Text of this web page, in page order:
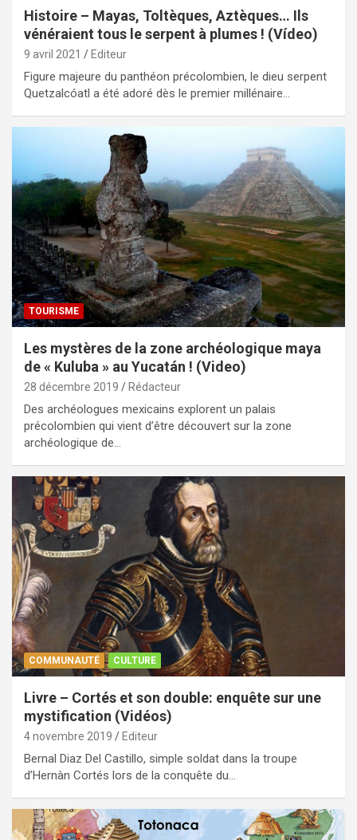
Histoire – Mayas, Toltèques, Aztèques… Ils
vénéraient tous le serpent à plumes ! (Vídeo)
9 avril 2021 Editeur
Figure majeure du panthéon précolombien, le dieu serpent
Quetzalcóatl a été adoré dès le premier millénaire…
TOURISME
Les mystères de la zone archéologique maya
de « Kuluba » au Yucatán ! (Video)
28 décembre 2019 Rédacteur
Des archéologues mexicains explorent un palais
précolombien qui vient d’être découvert sur la zone
archéologique de…
COMMUNAUTÉ CULTURE
Livre – Cortés et son double: enquête sur une
mystification (Vidéos)
4 novembre 2019 Editeur
Bernal Diaz Del Castillo, simple soldat dans la troupe
d’Hernàn Cortés lors de la conquête du…